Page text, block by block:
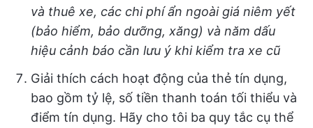
và thuê xe, các chi phí ẩn ngoài giá niêm yết
(bảo hiểm, bảo dưỡng, xăng) và năm dấu
hiệu cảnh báo cần lưu ý khi kiểm tra xe cũ
Giải thích cách hoạt động của thẻ tín dụng,
bao gồm tỷ lệ, số tiền thanh toán tối thiểu và
điểm tín dụng. Hãy cho tôi ba quy tắc cụ thể